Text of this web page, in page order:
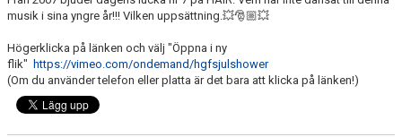
musik i sina yngre år!!! Vilken uppsättning.💥🎅🏼💥
Högerklicka på länken och välj "Öppna i ny
flik" https://vimeo.com/ondemand/hgfsjulshower
(Om du använder telefon eller platta är det bara att klicka på länken!)